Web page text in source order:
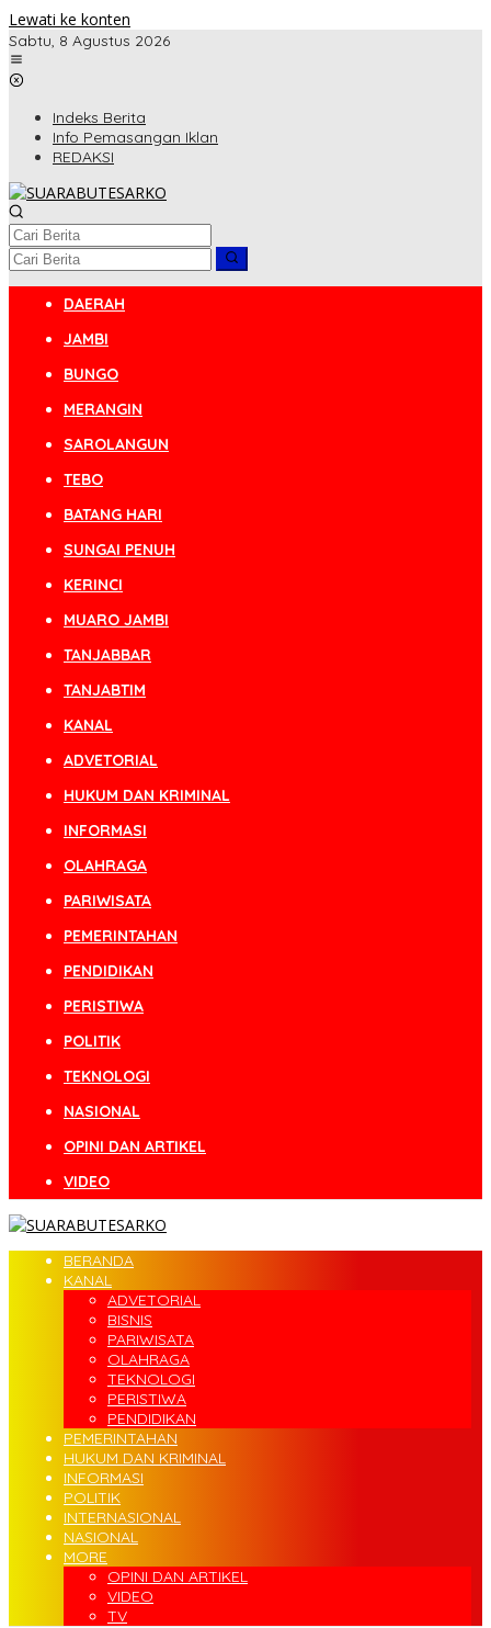
Lewati ke konten
Sabtu, 8 Agustus 2026
Indeks Berita
Info Pemasangan Iklan
REDAKSI
DAERAH
JAMBI
BUNGO
MERANGIN
SAROLANGUN
TEBO
BATANG HARI
SUNGAI PENUH
KERINCI
MUARO JAMBI
TANJABBAR
TANJABTIM
KANAL
ADVETORIAL
HUKUM DAN KRIMINAL
INFORMASI
OLAHRAGA
PARIWISATA
PEMERINTAHAN
PENDIDIKAN
PERISTIWA
POLITIK
TEKNOLOGI
NASIONAL
OPINI DAN ARTIKEL
VIDEO
BERANDA
KANAL
ADVETORIAL
BISNIS
PARIWISATA
OLAHRAGA
TEKNOLOGI
PERISTIWA
PENDIDIKAN
PEMERINTAHAN
HUKUM DAN KRIMINAL
INFORMASI
POLITIK
INTERNASIONAL
NASIONAL
MORE
OPINI DAN ARTIKEL
VIDEO
TV